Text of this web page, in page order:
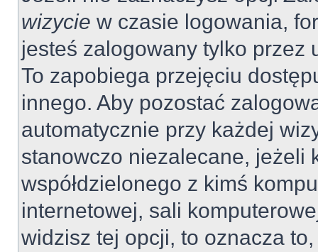
wizycie w czasie logowania,
jesteś zalogowany tylko przez
To zapobiega przejęciu
innego. Aby pozostać
automatycznie przy każdej
stanowczo niezalecane, jeżeli
współdzielonego z kimś
internetowej, sali
widzisz tej opcji, to oznacza